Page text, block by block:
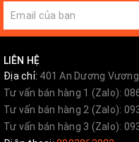
LIÊN HỆ
Địa chỉ: 401 An Dương Vương,
Tư vấn bán hàng 1 (Zalo):
Tư vấn bán hàng 2 (Zalo):
Tư vấn bán hàng 3 (Zalo):